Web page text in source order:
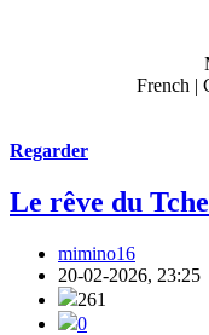
French |
Regarder
Le rêve du
mimino16
20-02-2026, 23:25
261
0